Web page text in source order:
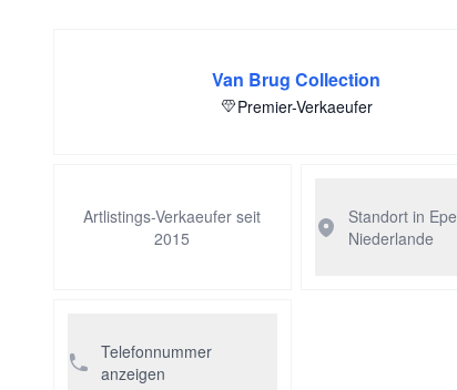
Van Brug Collection
Premier-Verkaeufer
Artlistings-Verkaeufer seit
2015
Standort in Epe
Niederlande
Telefonnummer
anzeigen